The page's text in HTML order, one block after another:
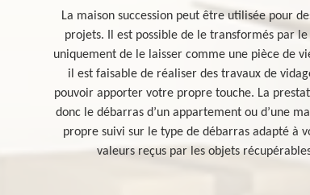
La maison succession peut être utilisée pour
projets. Il est possible de le transformés par
uniquement de le laisser comme une pièce de
il est faisable de réaliser des travaux de
pouvoir apporter votre propre touche. La
donc le débarras d’un appartement ou d’une
propre suivi sur le type de débarras adapté à
valeurs reçus par les objets